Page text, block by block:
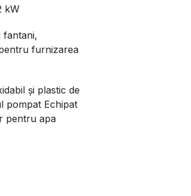
kW
fantani,
furnizarea
și plastic de
pompat Echipat
pentru apa